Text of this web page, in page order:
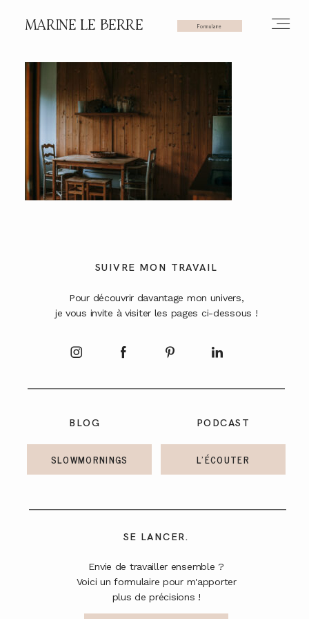
MARINE LE BERRE Formulaire
BLOG
SE LANCER.
SUIVRE MON TRAVAIL
SLOWMORNINGS
Envie de travailler ensemble ?
Voici un formulaire pour m'apporter
plus de précisions !
Pour découvrir davantage mon univers,
je vous invite à visiter les pages ci-dessous !
PODCAST
L'ÉCOUTER
PHOTOS
VIDÉOS
SERVICES
A PROPOS